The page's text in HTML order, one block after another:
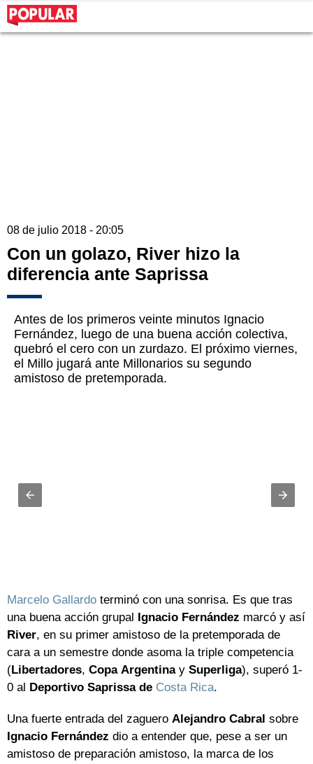
08 de julio 2018 - 20:05
Con un golazo, River hizo la
diferencia ante Saprissa
Antes de los primeros veinte minutos Ignacio
Fernández, luego de una buena acción colectiva,
quebró el cero con un zurdazo. El próximo viernes,
el Millo jugará ante Millonarios su segundo
amistoso de pretemporada.
Marcelo Gallardo terminó con una sonrisa. Es que tras
una buena acción grupal Ignacio Fernández marcó y así
River, en su primer amistoso de la pretemporada de
cara a un semestre donde asoma la triple competencia
(Libertadores, Copa Argentinay Superliga), superó 1-
0 al Deportivo Saprissa de Costa Rica.
Una fuerte entrada del zaguero Alejandro Cabral sobre
Ignacio Fernández dio a entender que, pese a ser un
amistoso de preparación amistoso, la marca de los